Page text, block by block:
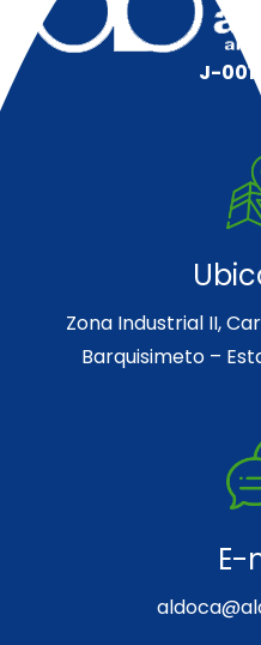
J-
Zona Industrial II,
Barquisimeto –
E-